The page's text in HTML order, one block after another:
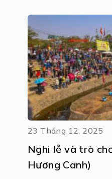
23 Tháng 12, 2025
Nghi lễ và trò
Hương Canh)